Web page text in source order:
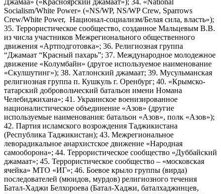
Джамаа» («Красноярский джамаат»); 34. «National
Socialism/White Power» («NS/WP, NS/WP Crew, Sparrows
Crew/White Power, Национал-социализм/Белая сила, власть»);
35. Террористическое сообщество, созданное Мальцевым В.В.
из числа участников Межрегионального общественного
движения «Артподготовка»; 36. Религиозная группа
“Джамаат “Красный пахарь”; 37. Международное молодежное
движение «Колумбайн» (другое используемое наименование
«Скулшутинг»); 38. Хатлонский джамаат; 39. Мусульманская
религиозная группа п. Кушкуль г. Оренбург; 40. «Крымско-
татарский добровольческий батальон имени Номана
Челебиджихана»; 41. Украинское военизированное
националистическое объединение «Азов» (другие
используемые наименования: батальон «Азов», полк «Азов»);
42. Партия исламского возрождения Таджикистана
(Республика Таджикистан); 43. Межрегиональное
леворадикальное анархистское движение «Народная
самооборона»; 44. Террористическое сообщество «Дуббайский
джамаат»; 45. Террористическое сообщество – «московская
ячейка» МТО «ИГ»; 46. Боевое крыло группы (вирда)
последователей (мюидов, мурдов) религиозного течения
Батал-Хаджи Белхороева (Батал-Хаджи, баталхаджинцев,